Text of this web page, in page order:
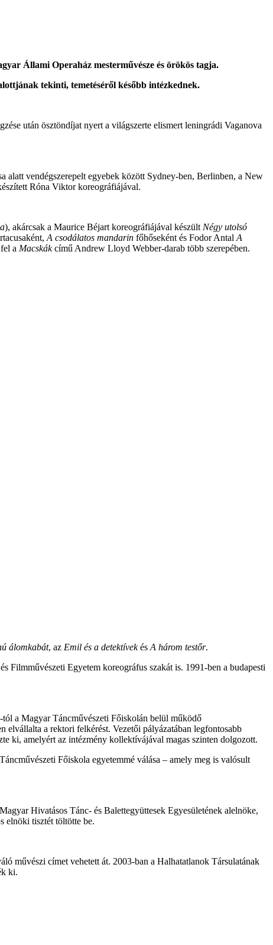
Állami Operaház mesterművésze és örökös tagja.
tekinti, temetéséről később intézkednek.
után ösztöndíjat nyert a világszerte elismert leningrádi Vaganova
alatt vendégszerepelt egyebek között Sydney-ben, Berlinben, a New
Róna Viktor koreográfiájával.
), akárcsak a Maurice Béjart koreográfiájával készült Négy utolsó
A csodálatos mandarin főhőseként és Fodor Antal A
a Macskákcímű Andrew Lloyd Webber-darab több szerepében.
álomkabát, az Emil és a detektívekés A három testőr.
Filmművészeti Egyetem koreográfus szakát is. 1991-ben a budapesti
a Magyar Táncművészeti Főiskolán belül működő
a rektori felkérést. Vezetői pályázatában legfontosabb
ki, amelyért az intézmény kollektívájával magas szinten dolgozott.
Főiskola egyetemmé válása – amely meg is valósult
Hivatásos Tánc- és Balettegyüttesek Egyesületének alelnöke,
elnöki tisztét töltötte be.
művészi címet vehetett át. 2003-ban a Halhatatlanok Társulatának
ki.